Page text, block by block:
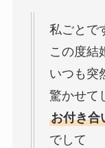
私ごとで
この度結
いつも突
驚かせて
お付き合
でして